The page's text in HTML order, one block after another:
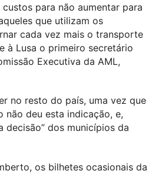
para não aumentar para
que utilizam os
cada vez mais o transporte
à Lusa o primeiro secretário
Executiva da AML,
no resto do país, uma vez que
não deu esta indicação, e,
decisão” dos municípios da
os bilhetes ocasionais da